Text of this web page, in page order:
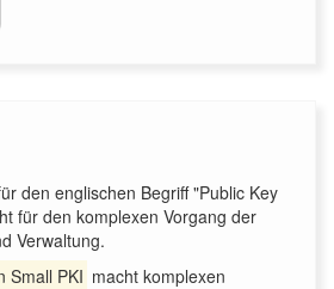
den englischen Begriff "Public Key
für den komplexen Vorgang der
Verwaltung.
Small PKI macht komplexen